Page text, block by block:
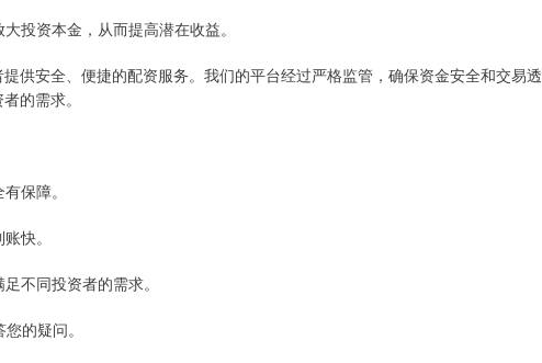
投资本金，从而提高潜在收益。
供安全、便捷的配资服务。我们的平台经过严格监管，确保资金安全和交易透
的需求。
保障。
快。
不同投资者的需求。
的疑问。